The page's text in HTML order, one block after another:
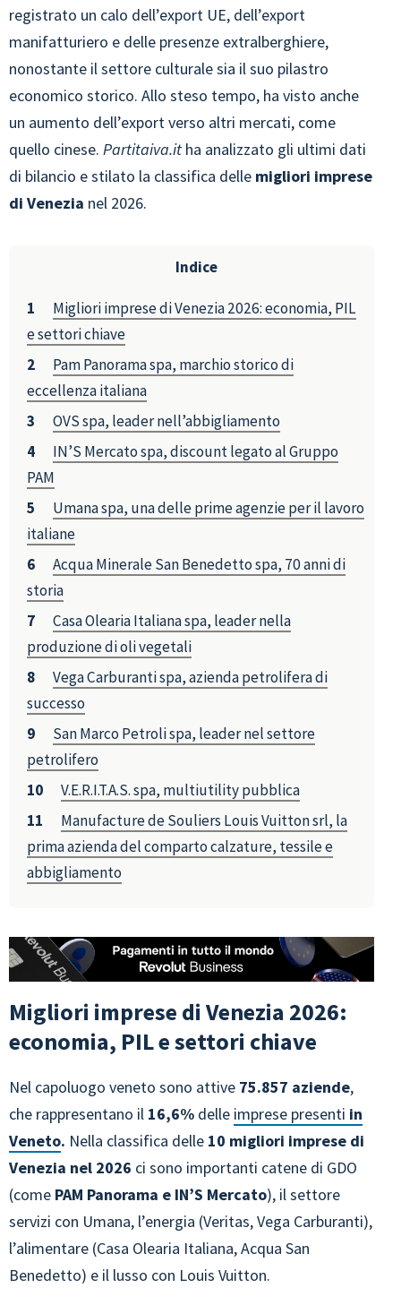
registrato un calo dell’export UE, dell’export
manifatturiero e delle presenze extralberghiere,
nonostante il settore culturale sia il suo pilastro
economico storico. Allo steso tempo, ha visto anche
un aumento dell’export verso altri mercati, come
quello cinese. Partitaiva.it ha analizzato gli ultimi dati
di bilancio e stilato la classifica delle migliori imprese
di Venezia nel 2026.
Indice
Migliori imprese di Venezia 2026: economia, PIL
e settori chiave
Pam Panorama spa, marchio storico di
eccellenza italiana
OVS spa, leader nell’abbigliamento
IN’S Mercato spa, discount legato al Gruppo
PAM
Umana spa, una delle prime agenzie per il lavoro
italiane
Acqua Minerale San Benedetto spa, 70 anni di
storia
Casa Olearia Italiana spa, leader nella
produzione di oli vegetali
Vega Carburanti spa, azienda petrolifera di
successo
San Marco Petroli spa, leader nel settore
petrolifero
V.E.R.I.T.A.S. spa, multiutility pubblica
Manufacture de Souliers Louis Vuitton srl, la
prima azienda del comparto calzature, tessile e
abbigliamento
Migliori imprese di Venezia 2026:
economia, PIL e settori chiave
Nel capoluogo veneto sono attive 75.857 aziende,
che rappresentano il 16,6% delle imprese presenti in
Veneto. Nella classifica delle 10 migliori imprese di
Venezia nel 2026 ci sono importanti catene di GDO
(come PAM Panorama e IN’S Mercato), il settore
servizi con Umana, l’energia (Veritas, Vega Carburanti),
l’alimentare (Casa Olearia Italiana, Acqua San
Benedetto) e il lusso con Louis Vuitton.